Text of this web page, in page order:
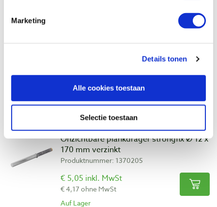
Marketing
Details tonen
Alle cookies toestaan
Selectie toestaan
Onzichtbare plankdrager strongfix Ø 9 x
135 mm verzinkt
Auf Lager
Vergleich
Onzichtbare plankdrager strongfix Ø 12 x
170 mm verzinkt
Produktnummer: 1370205
€ 5,05 inkl. MwSt
€ 4,17 ohne MwSt
Auf Lager